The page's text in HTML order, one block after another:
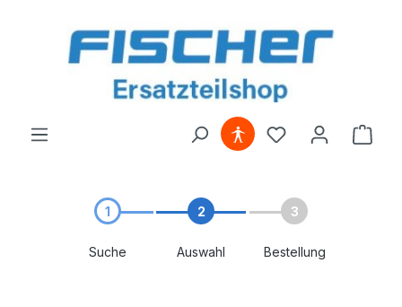
1
Suche
2
Auswahl
3
Bestellung